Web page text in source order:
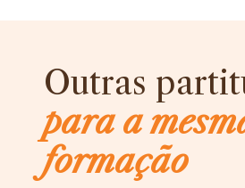
Outras
para a
formação